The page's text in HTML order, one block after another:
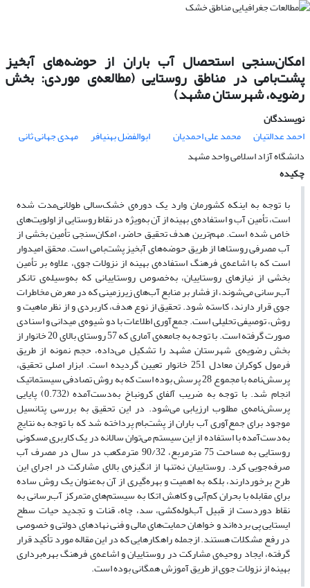
امکان‌سنجی استحصال آب باران از حوضه‌های آبخیز
پشت‌بامی در مناطق روستایی (مطالعه‌ی موردی: بخش
رضویه، شهرستان مشهد)
نویسندگان
احمد عدالتیان
محمد علی احمدیان ابوالفضل بهنیافر
مهدی جهانی ثانی
دانشگاه آزاد اسلامی واحد مشهد
چکیده
با توجه به اینکه کشورمان وارد یک دوره‌ی خشک‌سالی طولانی‌مدت شده
است، تأمین آب و استفاده‌ی بهینه از آن به‌ویژه در نقاط روستایی از اولویت‌های
خاص شده است. مهم‌ترین هدف تحقیق حاضر، امکان‌سنجی تأمین بخشی از
آب مصرفی روستاها از طریق حوضه‌های آبخیز پشت‌بامی است. محقق امیدوار
است که با اشاعه‌ی فرهنگ استفاده‌ی بهینه از نزولات جوی، علاوه بر تأمین
بخشی از نیازهای روستاییان، به‌خصوص روستاییانی که به‌وسیله‌ی تانکر
آب‌رسانی می‌شوند، از فشار بر منابع آب‌های زیرزمینی که در معرض مخاطرات
جوی قرار دارند، کاسته شود. تحقیق از نوع هدف، کاربردی و از نظر ماهیت و
روش، توصیفی تحلیلی است. جمع‌آوری اطلاعات با دو شیوه‌ی میدانی و اسنادی
صورت گرفته است. با توجه به جامعه‌ی آماری که 57 روستای بالای 20 خانوار از
بخش رضویه‌ی شهرستان مشهد را تشکیل می‌داده، حجم نمونه از طریق
فرمول کوکران معادل 251 خانوار تعیین گردیده است. ابزار اصلی تحقیق،
پرسش‌نامه با مجموع 28 پرسش بوده است که به روش تصادفی سیستماتیک
انجام شد. با توجه به ضریب آلفای کرونباخ به‌دست‌آمده (0.732) پایایی
پرسش‌نامه‌ی مطلوب ارزیابی می‌شود. در این تحقیق به بررسی پتانسیل
موجود برای جمع‌آوری آب باران از پشت‌بام پرداخته شد که با توجه به نتایج
به‌دست‌آمده با استفاده از این سیستم می‌توان سالانه در یک کاربری مسکونی
روستایی به مساحت 75 مترمربع، 90/32 مترمکعب در سال در مصرف آب
صرفه‌جویی کرد. روستاییان نه‌تنها از انگیزه‌ی بالای مشارکت در اجرای این
طرح برخوردارند، بلکه به اهمیت و بهره‌گیری از آن به‌عنوان یک روش ساده
برای مقابله با بحران کم‌آبی و کاهش اتکا به سیستم‌های متمرکز آب‌رسانی به
نقاط دوردست از قبیل آب‌لوله‌کشی، سد، چاه، قنات و تجدید حیات سطح
ایستایی پی برده‌اند و خواهان حمایت‌های مالی و فنی نهادهای دولتی و خصوصی
در رفع مشکلات هستند. ازجمله راهکارهایی که در این مقاله مورد تأکید قرار
گرفته، ایجاد روحیه‌ی مشارکت در روستاییان و اشاعه‌ی فرهنگ بهره‌برداری
بهینه از نزولات جوی از طریق آموزش همگانی بوده است.